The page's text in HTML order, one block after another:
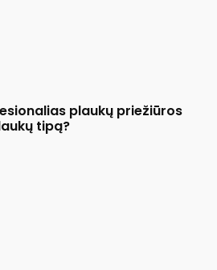
plaukų priežiūros
tipą?